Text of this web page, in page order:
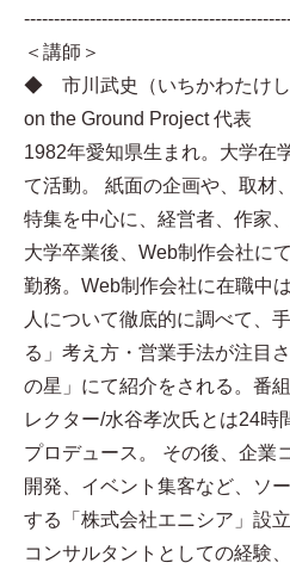
＜講師＞
◆ 市川武史（いちかわたけ
on the Ground Project 代表
1982年愛知県生まれ。大学在
て活動。 紙面の企画や、取材
特集を中心に、経営者、作家
大学卒業後、Web制作会社に
勤務。Web制作会社に在職中
人について徹底的に調べて、
る」考え方・営業手法が注目
の星」にて紹介をされる。番
レクター/水谷孝次氏とは24時
プロデュース。 その後、企業
開発、イベント集客など、ソ
する「株式会社エニシア」設
コンサルタントとしての経験